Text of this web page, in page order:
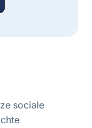
sociale